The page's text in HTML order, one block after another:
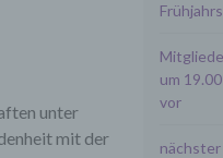
unter
mit der
um
vor
nächster